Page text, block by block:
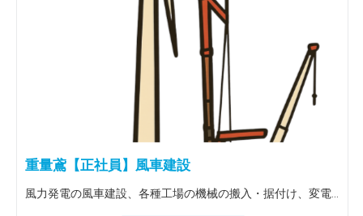
重量鳶【正社員】風車建設